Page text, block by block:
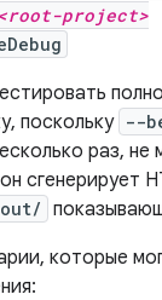
<root-project>
поскольку --
раз, не
сгенерирует
которые